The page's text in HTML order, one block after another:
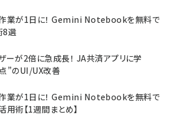
業が1日に！ Gemini Notebookを無料で
8選
ーが2倍に急成長！ JA共済アプリに学
”のUI/UX改善
業が1日に！ Gemini Notebookを無料で
術【1週間まとめ】